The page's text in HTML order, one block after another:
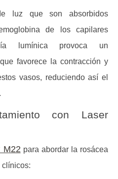
luz que son absorbidos
de los capilares
lumínica provoca un
favorece la contracción y
vasos, reduciendo así el
con Laser
M22 para abordar la rosácea
clínicos: